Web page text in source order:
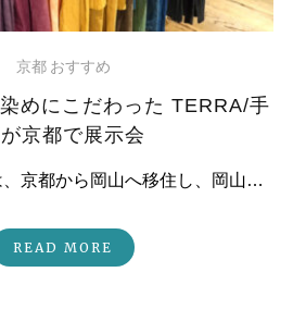
京都 おすすめ
めにこだわった TERRA/手
京都で展示会
京都から岡山へ移住し、岡山…
READ MORE